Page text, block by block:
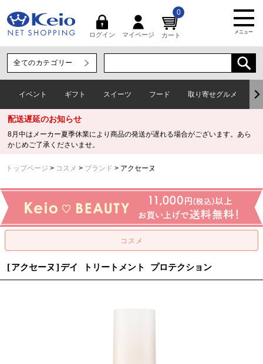
ログイン マイページ カート
0
メニュー
イベント ギフト スイーツ フード 取り寄せグルメ
配送遅延のお知らせ
8月中はメーカー夏季休業により商品の発送が遅れる場合がございます。あら
かじめご了承くださいませ。
トップページ コスメ ブランド アクセーヌ
[アクセーヌ]デイ トリートメント プロテクション